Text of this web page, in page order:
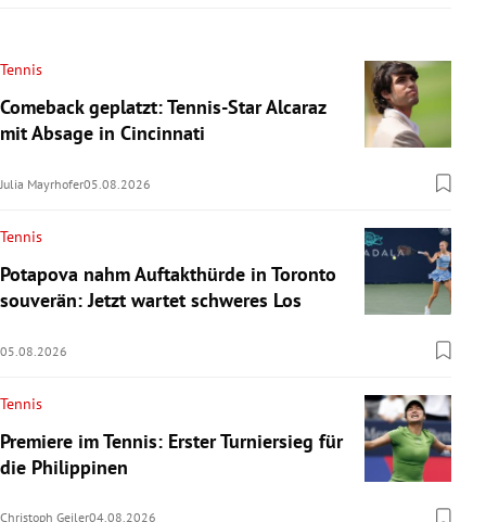
Tennis
Comeback geplatzt: Tennis-Star Alcaraz
mit Absage in Cincinnati
Julia Mayrhofer05.08.2026
Tennis
Potapova nahm Auftakthürde in Toronto
souverän: Jetzt wartet schweres Los
05.08.2026
Tennis
Premiere im Tennis: Erster Turniersieg für
die Philippinen
Christoph Geiler04.08.2026